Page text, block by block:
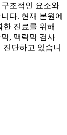
조적인 요소와
다. 현재 본원에
진료를 위해
, 맥락막 검사
단하고 있습니